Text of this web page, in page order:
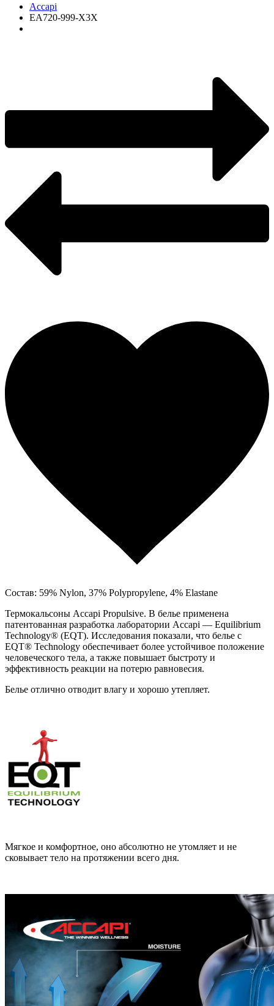
Accapi
EA720-999-X3X
Состав: 59% Nylon, 37% Polypropylene, 4% Elastane
Термокальсоны Accapi Propulsive. В белье применена
патентованная разработка лаборатории Accapi — Equilibrium
Technology® (EQT). Исследования показали, что белье с
EQT® Technology обеспечивает более устойчивое положение
человеческого тела, а также повышает быстроту и
эффективность реакции на потерю равновесия.
Белье отлично отводит влагу и хорошо утепляет.
Мягкое и комфортное, оно абсолютно не утомляет и не
сковывает тело на протяжении всего дня.